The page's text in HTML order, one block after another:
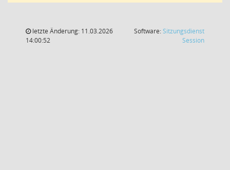
letzte Änderung: 11.03.2026
14:00:52
Software:Sitzungsdienst
Session(Wird in